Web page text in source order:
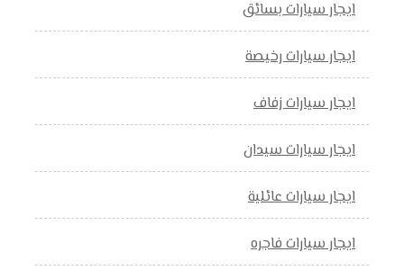
ايجار سيارات بسائق
ايجار سيارات رخيصة
ايجار سيارات زفاف
ايجار سيارات سيدان
ايجار سيارات عائلية
ايجار سيارات فاجره